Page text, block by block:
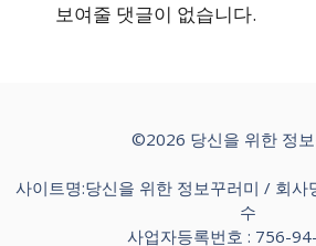
보여줄 댓글이 없습니다.
©2026 당신을 위한 정
사이트명:당신을 위한 정보꾸러미 / 회사
수
사업자등록번호 : 756-